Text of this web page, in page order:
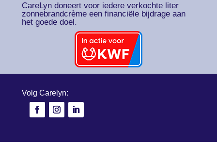
CareLyn doneert voor iedere verkochte liter
zonnebrandcrème een financiële bijdrage aan
het goede doel.
Volg Carelyn: